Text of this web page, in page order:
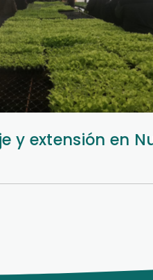
y extensión en